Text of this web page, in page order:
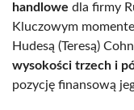
handlowe dla firmy
Kluczowym
Hudesą (Teresą)
wysokości trzech i
pozycję finansową